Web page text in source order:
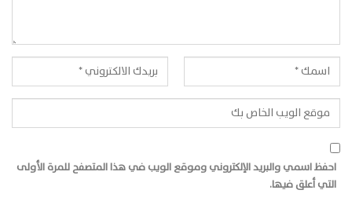
احفظ اسمي والبريد الإلكتروني وموقع الويب في هذا المتصفح للمرة الأولى
التي أعلق فيها.